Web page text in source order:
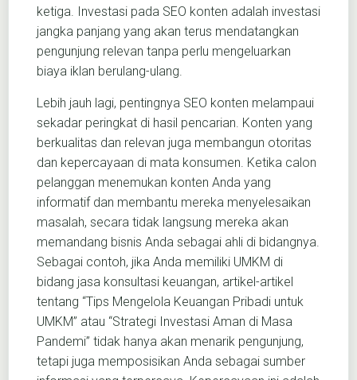
ketiga. Investasi pada SEO konten adalah investasi
jangka panjang yang akan terus mendatangkan
pengunjung relevan tanpa perlu mengeluarkan
biaya iklan berulang-ulang.
Lebih jauh lagi, pentingnya SEO konten melampaui
sekadar peringkat di hasil pencarian. Konten yang
berkualitas dan relevan juga membangun otoritas
dan kepercayaan di mata konsumen. Ketika calon
pelanggan menemukan konten Anda yang
informatif dan membantu mereka menyelesaikan
masalah, secara tidak langsung mereka akan
memandang bisnis Anda sebagai ahli di bidangnya.
Sebagai contoh, jika Anda memiliki UMKM di
bidang jasa konsultasi keuangan, artikel-artikel
tentang “Tips Mengelola Keuangan Pribadi untuk
UMKM” atau “Strategi Investasi Aman di Masa
Pandemi” tidak hanya akan menarik pengunjung,
tetapi juga memposisikan Anda sebagai sumber